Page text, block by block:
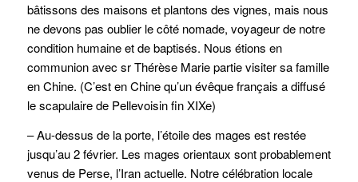
bâtissons des maisons et plantons des vignes, mais nous
ne devons pas oublier le côté nomade, voyageur de notre
condition humaine et de baptisés. Nous étions en
communion avec sr Thérèse Marie partie visiter sa famille
en Chine. (C’est en Chine qu’un évêque français a diffusé
le scapulaire de Pellevoisin fin XIXe)
– Au-dessus de la porte, l’étoile des mages est restée
jusqu’au 2 février. Les mages orientaux sont probablement
venus de Perse, l’Iran actuelle. Notre célébration locale